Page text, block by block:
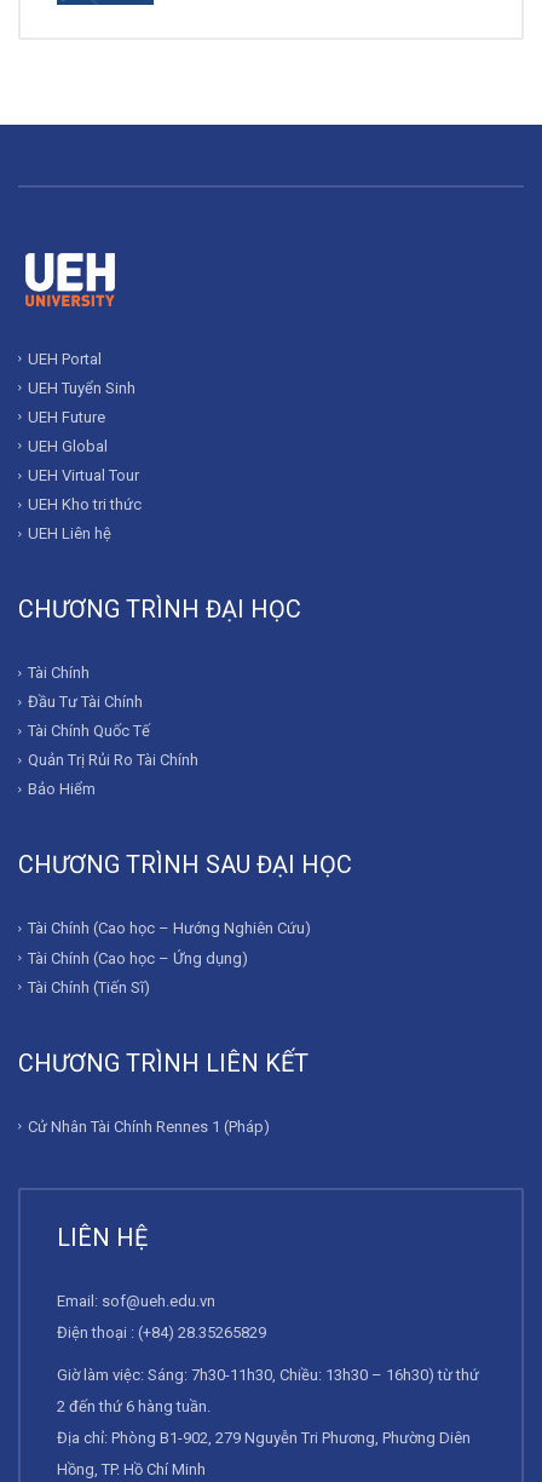
UEH Portal
UEH Tuyển Sinh
UEH Future
UEH Global
UEH Virtual Tour
UEH Kho tri thức
UEH Liên hệ
CHƯƠNG TRÌNH ĐẠI HỌC
Tài Chính
Đầu Tư Tài Chính
Tài Chính Quốc Tế
Quản Trị Rủi Ro Tài Chính
Bảo Hiểm
CHƯƠNG TRÌNH SAU ĐẠI HỌC
Tài Chính (Cao học – Hướng Nghiên Cứu)
Tài Chính (Cao học – Ứng dụng)
Tài Chính (Tiến Sĩ)
CHƯƠNG TRÌNH LIÊN KẾT
Cử Nhân Tài Chính Rennes 1 (Pháp)
LIÊN HỆ
Email: sof@ueh.edu.vn
Điện thoại : (+84) 28.35265829
Giờ làm việc: Sáng: 7h30-11h30, Chiều: 13h30 – 16h30) từ thứ
2 đến thứ 6 hàng tuần.
Địa chỉ: Phòng B1-902, 279 Nguyễn Tri Phương, Phường Diên
Hồng, TP. Hồ Chí Minh